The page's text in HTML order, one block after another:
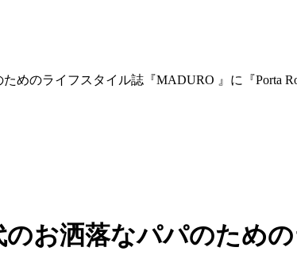
めのライフスタイル誌『MADURO 』に『Porta
のお洒落なパパのため